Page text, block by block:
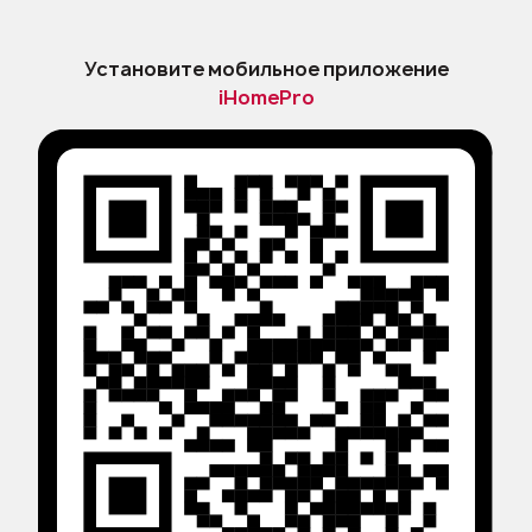
защиты персональных данных
Правила применения
рекомендательных технологий
Установите мобильное приложение
iHomePro